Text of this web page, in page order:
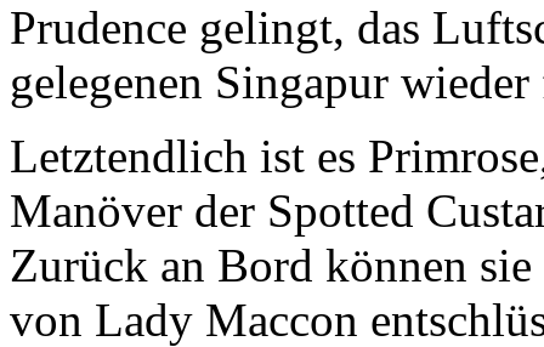
Prudence gelingt, das
gelegenen Singapur
Letztendlich ist es
Manöver der Spotted
Zurück an Bord können
von Lady Maccon